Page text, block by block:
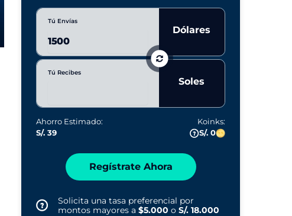
Tú Envías
Dólares
Tú Recibes
Soles
Ahorro Estimado:
S/. 39
Koinks:
S/. 0
Regístrate Ahora
Solicita una tasa preferencial por
montos mayores a $5.000 o S/. 18.000